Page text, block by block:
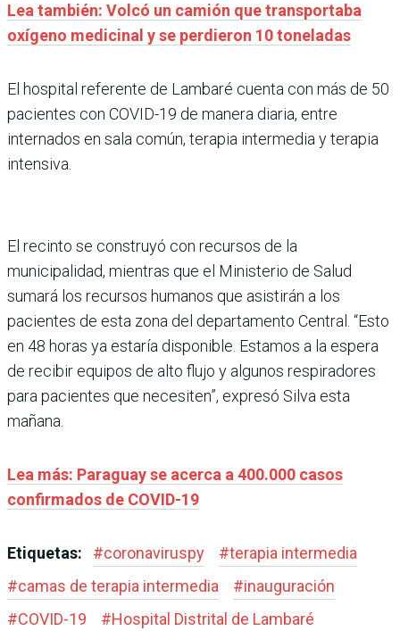
Lea también: Volcó un camión que transportaba
oxígeno medicinal y se perdieron 10 toneladas
El hospital referente de Lambaré cuenta con más de 50
pacientes con COVID-19 de manera diaria, entre
internados en sala común, terapia intermedia y terapia
intensiva.
El recinto se construyó con recursos de la
municipalidad, mientras que el Ministerio de Salud
sumará los recursos humanos que asistirán a los
pacientes de esta zona del departamento Central. “Esto
en 48 horas ya estaría disponible. Estamos a la espera
de recibir equipos de alto flujo y algunos respiradores
para pacientes que necesiten”, expresó Silva esta
mañana.
Lea más: Paraguay se acerca a 400.000 casos
confirmados de COVID-19
Etiquetas: #coronaviruspy #terapia intermedia
#camas de terapia intermedia #inauguración
#COVID-19 #Hospital Distrital de Lambaré